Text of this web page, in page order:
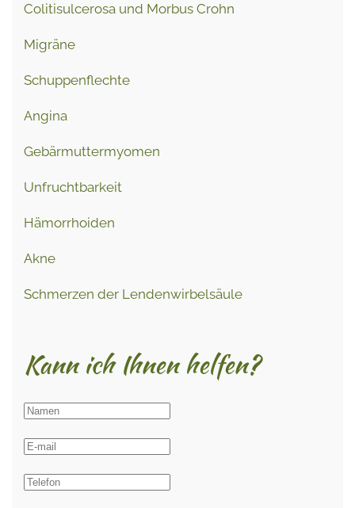
Colitisulcerosa und Morbus Crohn
Migräne
Schuppenflechte
Angina
Gebärmuttermyomen
Unfruchtbarkeit
Hämorrhoiden
Akne
Schmerzen der Lendenwirbelsäule
Kann ich Ihnen helfen?